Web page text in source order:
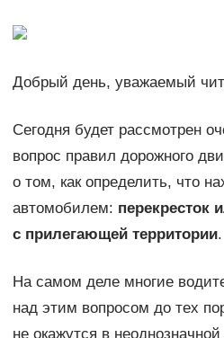
Добрый день, уважаемый
Сегодня будет рассмотрен
вопрос правил дорожного
о том, как определить, что
автомобилем: перекресток
с прилегающей территории.
На самом деле многие
над этим вопросом до тех
не окажутся в